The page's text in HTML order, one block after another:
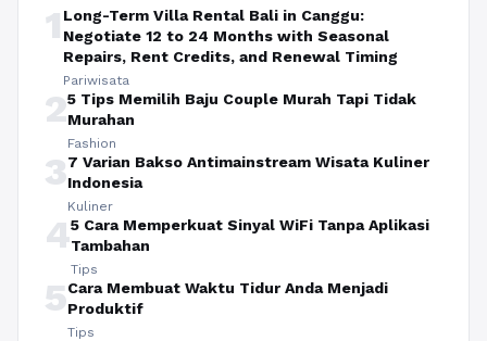
1 Long-Term Villa Rental Bali in Canggu:
Negotiate 12 to 24 Months with Seasonal
Repairs, Rent Credits, and Renewal Timing
Pariwisata
25 Tips Memilih Baju Couple Murah Tapi Tidak
Murahan
Fashion
37 Varian Bakso Antimainstream Wisata Kuliner
Indonesia
Kuliner
45 Cara Memperkuat Sinyal WiFi Tanpa Aplikasi
Tambahan
Tips
5Cara Membuat Waktu Tidur Anda Menjadi
Produktif
Tips